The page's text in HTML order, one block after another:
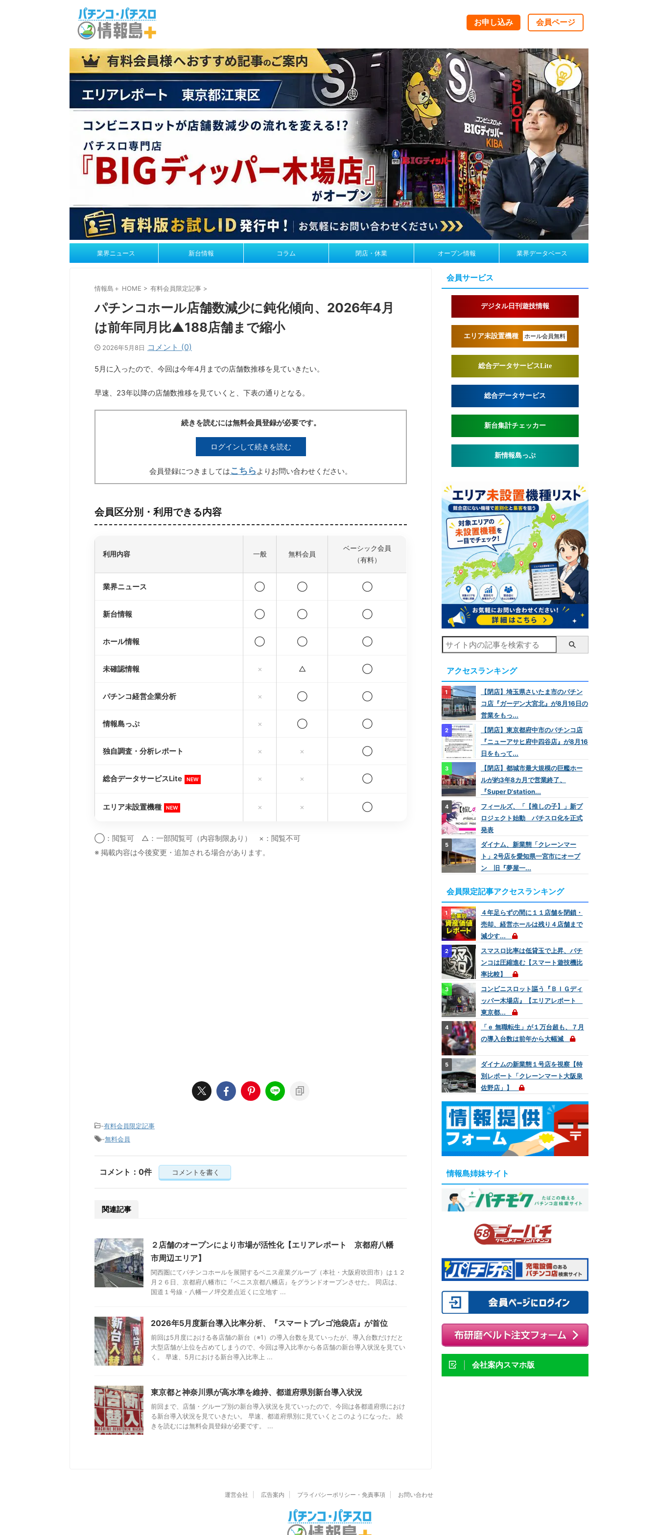
お申し込み 会員ページ
業界ニュース 新台情報 コラム 閉店・休業 オープン情報 業界データベース
情報島＋ HOME > 有料会員限定記事 >
パチンコホール店舗数減少に鈍化傾向、2026年4月
は前年同月比▲188店舗まで縮小
2026年5月8日 コメント (0)
5月に入ったので、今回は今年4月までの店舗数推移を見ていきたい。
早速、23年以降の店舗数推移を見ていくと、下表の通りとなる。
続きを読むには無料会員登録が必要です。
ログインして続きを読む
会員登録につきましてはこちら よりお問い合わせください。
会員区分別・利用できる内容
利用内容 一般 無料会員
ベーシック会員
（有料）
業界ニュース ◯ ◯ ◯
新台情報 ◯ ◯ ◯
ホール情報 ◯ ◯ ◯
未確認情報 × △ ◯
パチンコ経営企業分析 × ◯ ◯
情報島っぷ × ◯ ◯
独自調査・分析レポート × × ◯
総合データサービスLite NEW × × ◯
エリア未設置機種 NEW × × ◯
◯：閲覧可 △：一部閲覧可（内容制限あり） ×：閲覧不可
※ 掲載内容は今後変更・追加される場合があります。
-有料会員限定記事
-無料会員
コメント：0件 コメントを書く
関連記事
２店舗のオープンにより市場が活性化【エリアレポート 京都府八幡
市周辺エリア】
関西圏にてパチンコホールを展開するベニス産業グループ（本社・大阪府吹田市）は１２
月２６日、京都府八幡市に『ベニス京都八幡店』をグランドオープンさせた。 同店は、
国道１号線・八幡一ノ坪交差点近くに立地す ...
2026年5月度新台導入比率分析、『スマートプレゴ池袋店』が首位
前回は5月度における各店舗の新台（※1）の導入台数を見ていったが、導入台数だけだと
大型店舗が上位を占めてしまうので、今回は導入比率から各店舗の新台導入状況を見てい
く。 早速、5月における新台導入比率上 ...
東京都と神奈川県が高水準を維持、都道府県別新台導入状況
前回まで、店舗・グループ別の新台導入状況を見ていったので、今回は各都道府県におけ
る新台導入状況を見ていきたい。 早速、都道府県別に見ていくとこのようになった。 続
きを読むには無料会員登録が必要です。 ...
会員サービス
デジタル日刊遊技情報
エリア未設置機種 ホール会員無料
総合データサービスLite
総合データサービス
新台集計チェッカー
新情報島っぷ
アクセスランキング
【閉店】埼玉県さいたま市のパチン
コ店『ガーデン大宮北』が8月16日の
営業をもっ...
【閉店】東京都府中市のパチンコ店
『ニューアサヒ府中四谷店』が8月16
日をもって...
【閉店】都城市最大規模の巨艦ホー
ルが約3年8カ月で営業終了、
『Super D'station...
フィールズ、「【推しの子】」新プ
ロジェクト始動 パチスロ化を正式
発表
ダイナム、新業態「クレーンマー
ト」2号店を愛知県一宮市にオープ
ン 旧『夢屋一...
会員限定記事アクセスランキング
４年足らずの間に１１店舗を閉鎖・
売却、経営ホールは残り４店舗まで
減少す...
スマスロ比率は低貸玉で上昇、パチ
ンコは圧縮進む【スマート遊技機比
率比較】
コンビニスロット謳う『ＢＩＧディ
ッパー木場店』【エリアレポート
東京都...
「ｅ 無職転生」が１万台超も、７月
の導入台数は前年から大幅減
ダイナムの新業態１号店を視察【特
別レポート「クレーンマート大阪泉
佐野店」】
情報島姉妹サイト
会社案内スマホ版
運営会社 広告案内 プライバシーポリシー・免責事項 お問い合わせ